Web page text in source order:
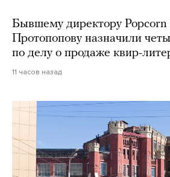
Бывшему директору
Протопопову назначили
по делу о продаже квир-
11 часов назад